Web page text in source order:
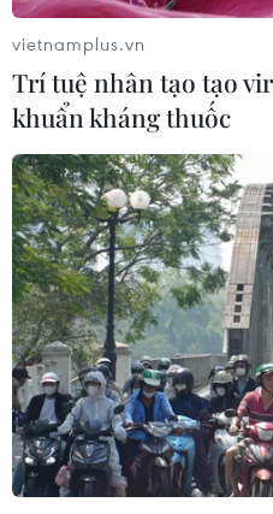
TIN CÙNG CHUYÊN
Australia điều tra vụ hai
va chạm tại sân bay
09/08/2026 07:04
Dấu mốc quan trọng đưa
Việt Nam-New Zealand
thực chất và hiệu quả hơn
09/08/2026 02:46
vietnamplus.vn
Trí tuệ nhân tạo tạo
khuẩn kháng thuốc